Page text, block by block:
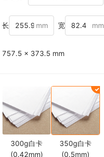
长 mm 宽 mm
757.5 × 373.5 mm
300g白卡
(0.42mm)
350g白卡
(0.5mm)